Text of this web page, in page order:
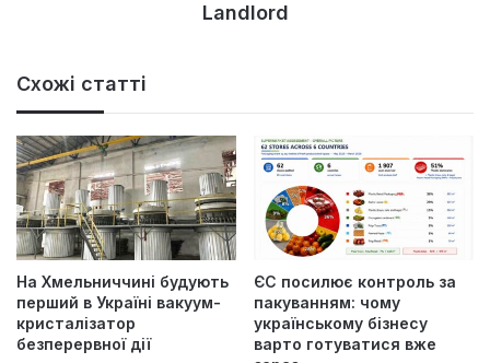
Landlord
Схожі статті
На Хмельниччині будують
перший в Україні вакуум-
кристалізатор
безперервної дії
ЄС посилює контроль за
пакуванням: чому
українському бізнесу
варто готуватися вже